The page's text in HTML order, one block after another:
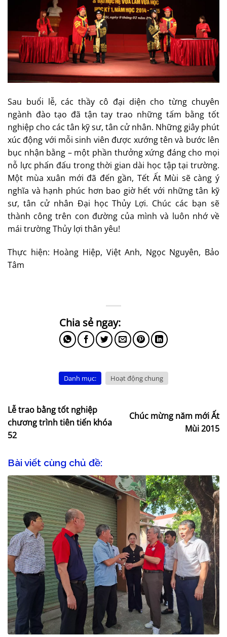
Sau buổi lễ, các thầy cô đại diện cho từng chuyên
ngành đào tạo đã tận tay trao những tấm bằng tốt
nghiệp cho các tân kỹ sư, tân cử nhân. Những giây phút
xúc động với mỗi sinh viên được xướng tên và bước lên
bục nhận bằng – một phần thưởng xứng đáng cho mọi
nỗ lực phấn đấu trong thời gian dài học tập tại trường.
Một mùa xuân mới đã đến gần, Tết Ất Mùi sẽ càng ý
nghĩa và hạnh phúc hơn bao giờ hết với những tân kỹ
sư, tân cử nhân Đại học Thủy Lợi. Chúc các bạn sẽ
thành công trên con đường của mình và luôn nhớ về
mái trường Thủy lợi thân yêu!
Thực hiện: Hoàng Hiệp, Việt Anh, Ngọc Nguyên, Bảo
Tâm
Danh mục: Hoạt động chung
Lễ trao bằng tốt nghiệp
chương trình tiên tiến khóa
52
Chúc mừng năm mới Ất
Mùi 2015
Bài viết cùng chủ đề: